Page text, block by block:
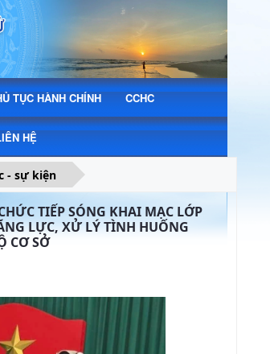
TỤC HÀNH CHÍNH CCHC
HỆ
- sự kiện
TIẾP SÓNG KHAI MẠC LỚP
LỰC, XỬ LÝ TÌNH HUỐNG
CƠ SỞ